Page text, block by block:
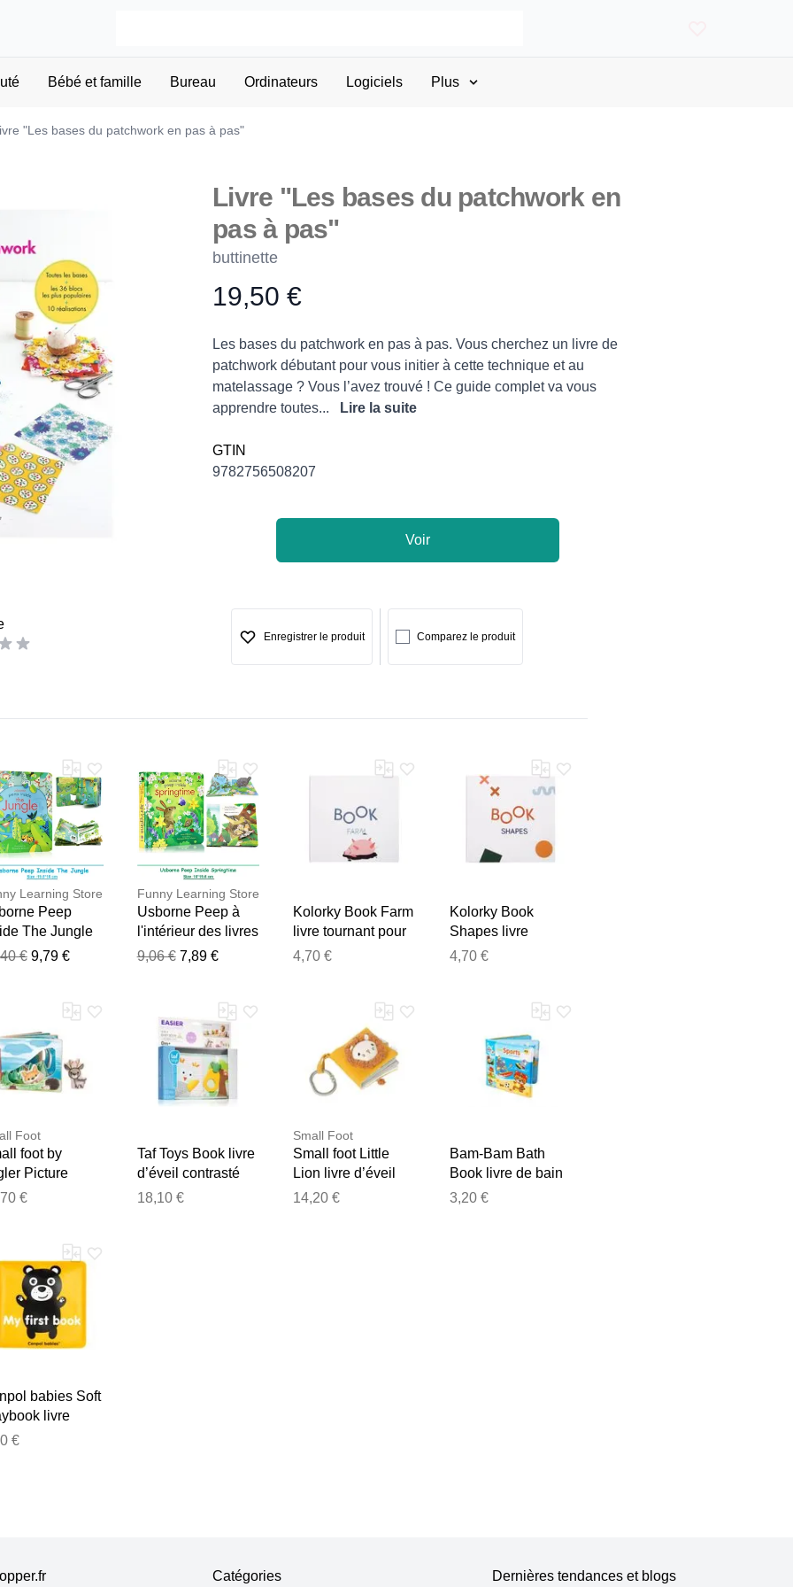
Bébé et famille Bureau Ordinateurs Logiciels Plus
"Les bases du patchwork en pas à pas"
Livre "Les bases du patchwork en
pas à pas"
buttinette
Product information
19,50 €
Description
Les bases du patchwork en pas à pas. Vous cherchez un livre de
patchwork débutant pour vous initier à cette technique et au
matelassage ? Vous l’avez trouvé ! Ce guide complet va vous
apprendre toutes...
Lire la suite
GTIN
9782756508207
Voir
Enregistrer le produit Comparez le produit
Learning Store
Peep
The Jungle
Flap Board
livres
€ 9,79 €
Funny Learning Store
Usborne Peep à
l'intérieur des livres
d'images à rabat
livres éducatifs en
anglais Montessori
9,06 € 7,89 €
Kolorky Book Farm
livre tournant pour
enfant 1 pcs
4,70 €
Kolorky Book
Shapes livre
tournant pour
4,70 €
Foot
foot by
Picture
Forest livre
€
Taf Toys Book livre
d’éveil contrasté
pour bébé 1 pcs
18,10 €
Small Foot
Small foot Little
Lion livre d’éveil
contrasté 1 pcs
14,20 €
Bam-Bam Bath
Book livre de bain
6m+ Sports 1 pcs
3,20 €
babies Soft
livre
contrasté
€
Merci pour votre avis
Catégories Dernières tendances et blogs